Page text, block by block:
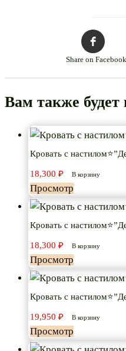
Share on Facebook
Вам также
Кровать с
18,300 ₽ В корзину
Просмотр
Кровать с
18,300 ₽ В корзину
Просмотр
Кровать с
19,950 ₽ В корзину
Просмотр